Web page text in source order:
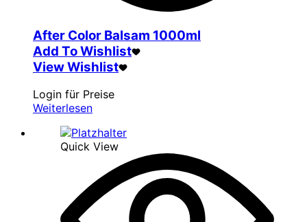
After Color Balsam 1000ml
Add To Wishlist
View Wishlist
Login für Preise
Weiterlesen
Quick View